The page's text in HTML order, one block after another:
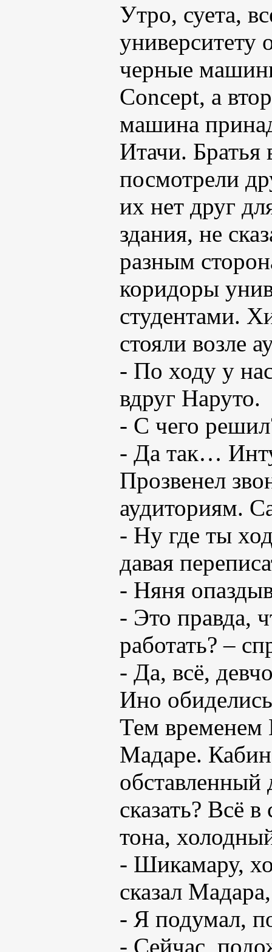
Утро, суета,
университету
черные
Concept, а
машина
Итачи.
посмотрели
их нет друг
здания, не
разным
коридоры
студентами.
стояли возле
- По ходу у
вдруг Наруто.
- С чего
- Да так…
Прозвенел
аудиториям.
- Ну где ты
давая
- Няня
- Это правда,
работать? –
- Да, всё,
Ино
Тем временем
Мадаре.
сказать? Всё
тона,
- Шикамару,
сказал
- Я подумал,
- Сейчас,